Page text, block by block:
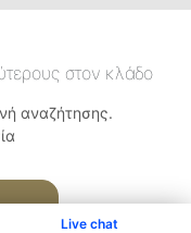
Live chat
στον κλάδο
αναζήτησης.